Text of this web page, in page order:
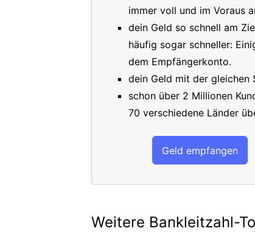
immer voll und im Voraus
dein Geld so schnell am
häufig sogar schneller:
dem Empfängerkonto.
dein Geld mit der gleichen
schon über 2 Millionen
70 verschiedene Länder
Geld empfangen
Weitere Bankleitzahl-